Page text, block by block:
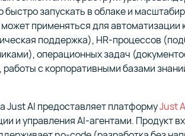
запускать в облаке и
применяться для автоматизации
поддержка), HR-процессов
операционных задач
работы с корпоративными базами
Just AI предоставляет платформуJust
и управления AI-агентами. Продукт